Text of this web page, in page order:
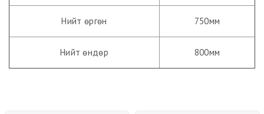
Нийт өргөн 750мм
Нийт өндөр 800мм